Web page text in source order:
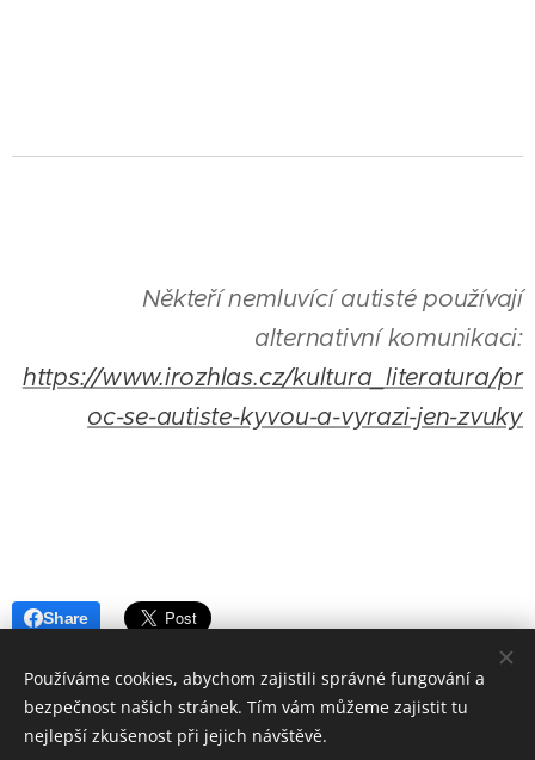
Někteří nemluvící autisté používají
alternativní komunikaci:
https://www.irozhlas.cz/kultura_literatura/pr
oc-se-autiste-kyvou-a-vyrazi-jen-zvuky
Share
Používáme cookies, abychom zajistili správné fungování a
bezpečnost našich stránek. Tím vám můžeme zajistit tu
nejlepší zkušenost při jejich návštěvě.